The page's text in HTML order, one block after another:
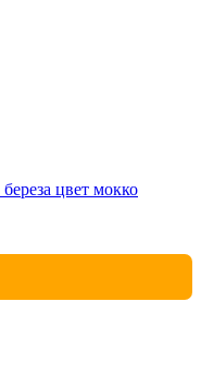
цвет мокко